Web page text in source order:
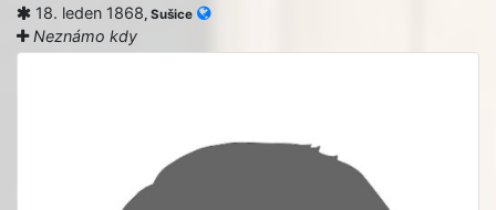
18. leden 1868, Sušice
Neznámo kdy